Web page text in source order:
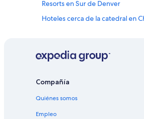
Resorts en Sur de Denver
Hoteles cerca de la catedral en
Villas en Estación de tren Hwy I-
Hoteles que aceptan mascotas
Compañía
Quiénes somos
Empleo